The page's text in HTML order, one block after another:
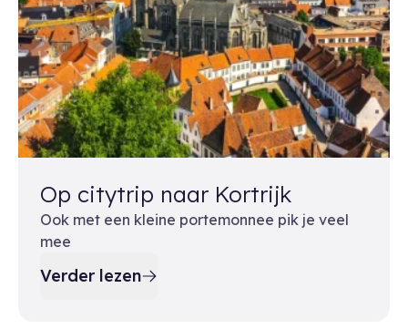
Op citytrip naar Kortrijk
Ook met een kleine portemonnee pik je veel
mee
Verder lezen